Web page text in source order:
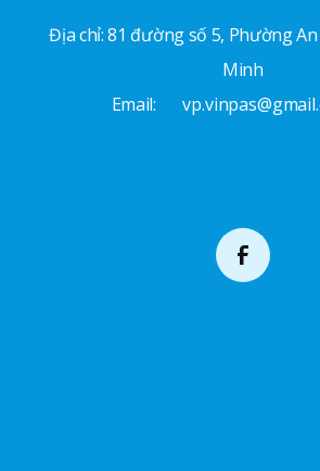
Địa chỉ: 81 đường số 5, Phường An
Minh
Email: